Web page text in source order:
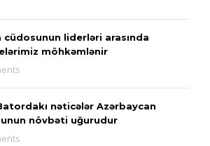
cüdosunun liderləri arasında
möhkəmlənir
nəticələr Azərbaycan
növbəti uğurudur